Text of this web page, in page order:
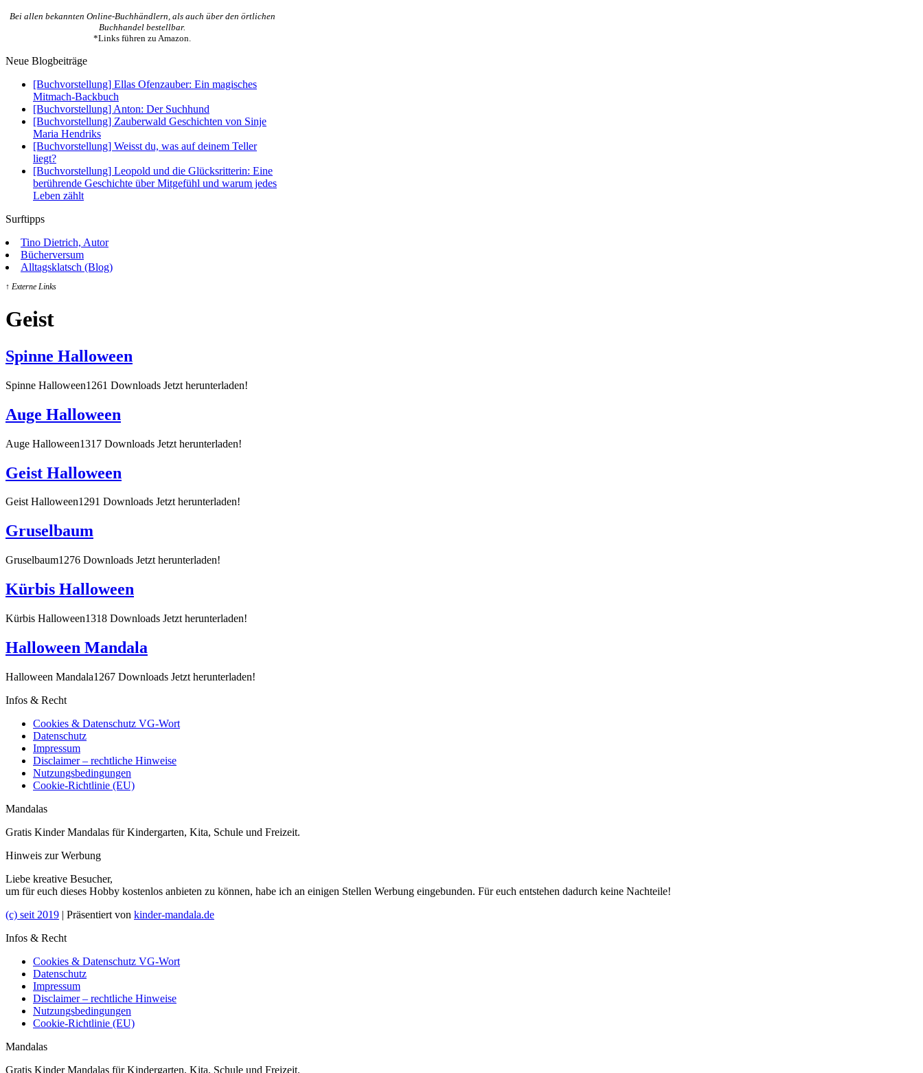
Bei allen bekannten Online-Buchhändlern, als auch über den örtlichen
Buchhandel bestellbar.
*Links führen zu Amazon.
Neue Blogbeiträge
[Buchvorstellung] Ellas Ofenzauber: Ein magisches
Mitmach-Backbuch
[Buchvorstellung] Anton: Der Suchhund
[Buchvorstellung] Zauberwald Geschichten von Sinje
Maria Hendriks
[Buchvorstellung] Weisst du, was auf deinem Teller
liegt?
[Buchvorstellung] Leopold und die Glücksritterin: Eine
berührende Geschichte über Mitgefühl und warum jedes
Leben zählt
Surftipps
Tino Dietrich, Autor
Bücherversum
Alltagsklatsch (Blog)
↑ Externe Links
Geist
Spinne Halloween
Spinne Halloween1261 Downloads Jetzt herunterladen!
Auge Halloween
Auge Halloween1317 Downloads Jetzt herunterladen!
Geist Halloween
Geist Halloween1291 Downloads Jetzt herunterladen!
Gruselbaum
Gruselbaum1276 Downloads Jetzt herunterladen!
Kürbis Halloween
Kürbis Halloween1318 Downloads Jetzt herunterladen!
Halloween Mandala
Halloween Mandala1267 Downloads Jetzt herunterladen!
Infos & Recht
Cookies & Datenschutz VG-Wort
Datenschutz
Impressum
Disclaimer – rechtliche Hinweise
Nutzungsbedingungen
Cookie-Richtlinie (EU)
Mandalas
Gratis Kinder Mandalas für Kindergarten, Kita, Schule und Freizeit.
Hinweis zur Werbung
Liebe kreative Besucher,
um für euch dieses Hobby kostenlos anbieten zu können, habe ich an einigen Stellen Werbung eingebunden. Für euch entstehen dadurch keine Nachteile!
(c) seit 2019 | Präsentiert von kinder-mandala.de
Infos & Recht
Cookies & Datenschutz VG-Wort
Datenschutz
Impressum
Disclaimer – rechtliche Hinweise
Nutzungsbedingungen
Cookie-Richtlinie (EU)
Mandalas
Gratis Kinder Mandalas für Kindergarten, Kita, Schule und Freizeit.